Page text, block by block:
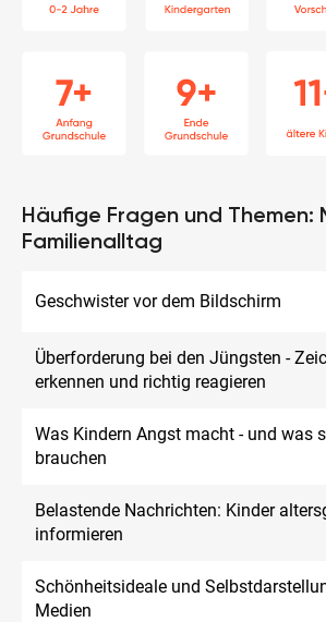
Häufige Fragen und Themen:
Familienalltag
Geschwister vor dem Bildschirm
Überforderung bei den Jüngsten -
erkennen und richtig reagieren
Was Kindern Angst macht - und was
brauchen
Belastende Nachrichten: Kinder
informieren
Schönheitsideale und
Medien